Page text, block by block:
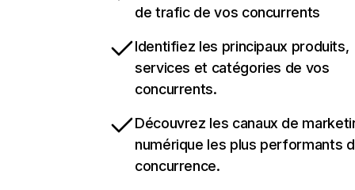
de trafic de vos concurrents
Identifiez les principaux produits,
services et catégories de vos
concurrents.
Découvrez les canaux de
numérique les plus performants
concurrence.